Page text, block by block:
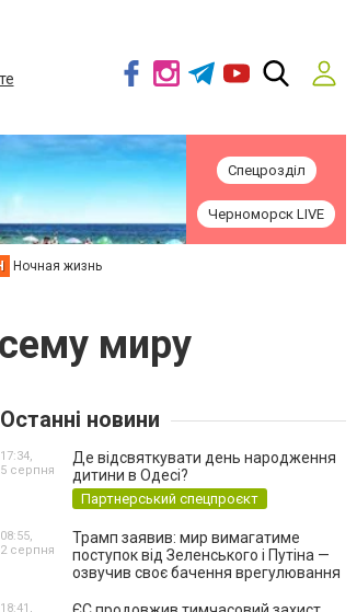
Спецрозділ
Черноморск LIVE
Ночная жизнь
миру
Останні новини
Де відсвяткувати день народження
дитини в Одесі?
Партнерський спецпроєкт
17:34,
5 серпня
Трамп заявив: мир вимагатиме
поступок від Зеленського і Путіна —
озвучив своє бачення врегулювання
08:55,
2 серпня
18:41,